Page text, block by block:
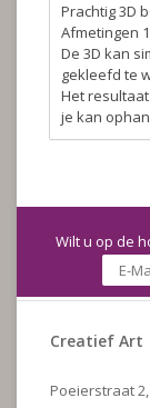
Prachtig 3D
Afmetingen
De 3D kan
gekleefd te
Het
je kan
Wilt u op de
Creatief Art
Poeierstraat